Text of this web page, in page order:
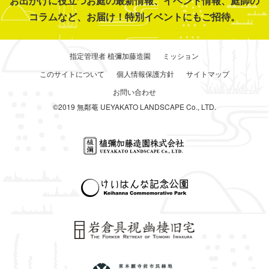
コラムなど、お届け！特別イベントにもご招待。
指定管理者 植彌加藤造園
ミッション
このサイトについて
個人情報保護方針
サイトマップ
お問い合わせ
©2019 無鄰菴 UEYAKATO LANDSCAPE Co., LTD.